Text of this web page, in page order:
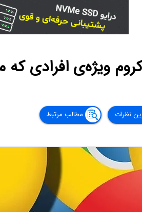
ویژه‌ی افرادی
نظرات مطالب مرتبط